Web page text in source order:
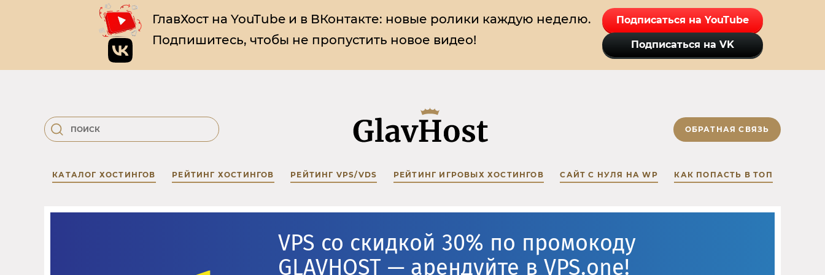
ГлавХост на YouTube и в ВКонтакте: новые ролики каждую неделю.
Подпишитесь, чтобы не пропустить новое видео!
Подписаться на YouTube
Подписаться на VK
ОБРАТНАЯ СВЯЗЬ
КАТАЛОГ ХОСТИНГОВ РЕЙТИНГ ХОСТИНГОВ РЕЙТИНГ VPS/VDS РЕЙТИНГ ИГРОВЫХ ХОСТИНГОВ САЙТ С НУЛЯ НА WP КАК ПОПАСТЬ В ТОП
VPS со скидкой 30% по промокоду
GLAVHOST — арендуйте в VPS.one!